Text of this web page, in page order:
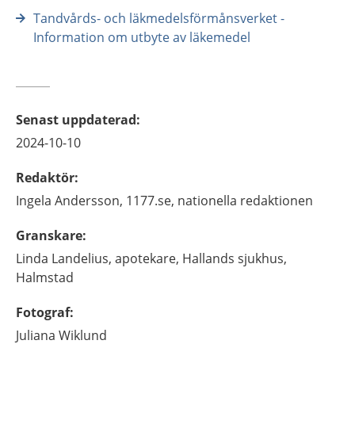
Tandvårds- och läkmedelsförmånsverket -
Information om utbyte av läkemedel
Senast uppdaterad:
2024-10-10
Redaktör:
Ingela Andersson, 1177.se, nationella redaktionen
Granskare:
Linda Landelius, apotekare, Hallands sjukhus,
Halmstad
Fotograf:
Juliana Wiklund